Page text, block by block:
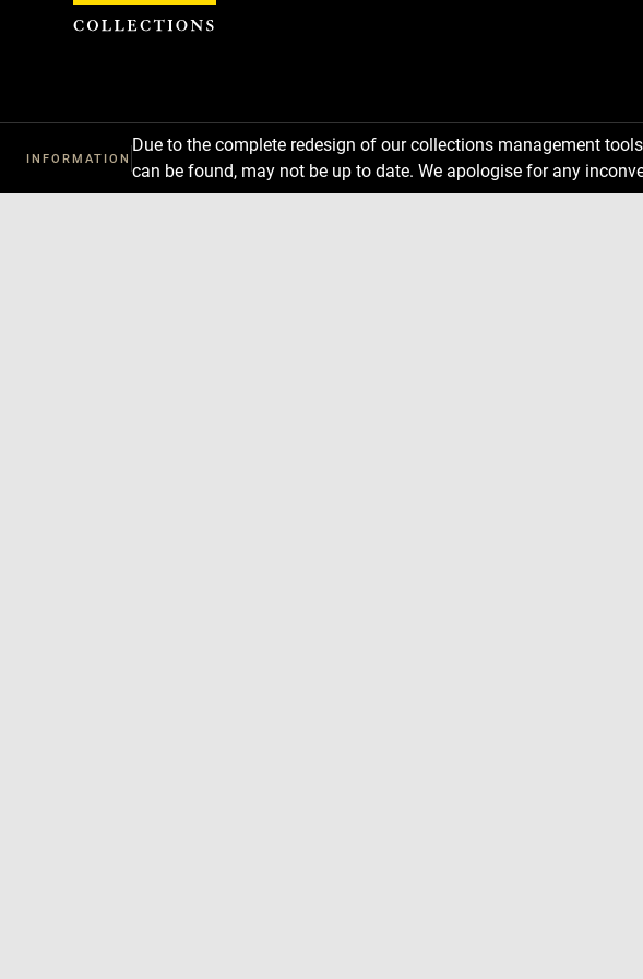
INFORMATION
Due to the complete redesign of our collections management
can be found, may not be up to date. We apologise for any
Cookies management panel